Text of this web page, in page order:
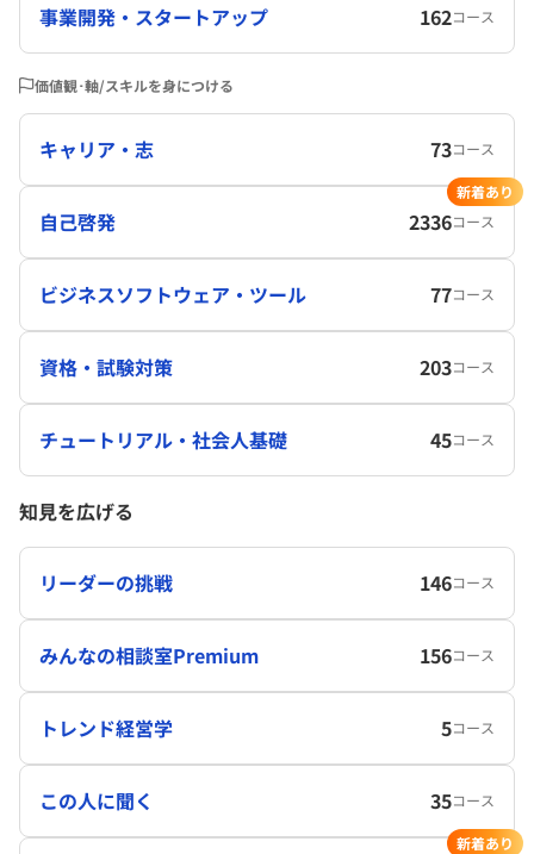
事業開発・スタートアップ 162コース
価値観･軸/スキルを身につける
キャリア・志 73コース
自己啓発 2336コース
新着あり
ビジネスソフトウェア・ツール 77コース
資格・試験対策 203コース
チュートリアル・社会人基礎 45コース
知見を広げる
リーダーの挑戦 146コース
みんなの相談室Premium 156コース
トレンド経営学 5コース
この人に聞く 35コース
新着あり